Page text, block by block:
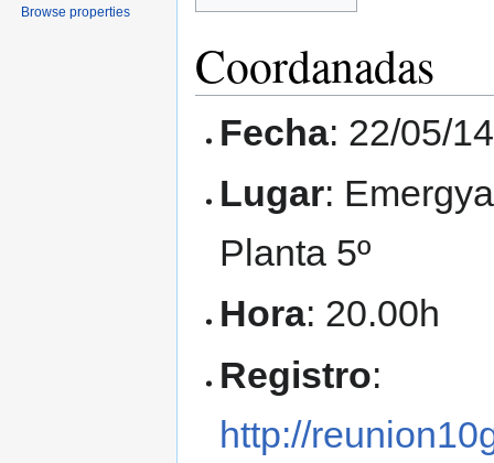
Coordanadas
Fecha: 22/05/14
Lugar:
Planta 5º
Hora: 20.00h
Registro:
http://
Browse properties